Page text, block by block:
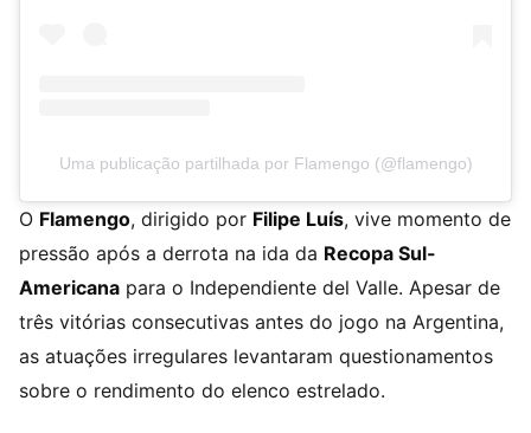
Uma publicação partilhada por Flamengo (@flamengo)
O Flamengo, dirigido por Filipe Luís, vive momento de
pressão após a derrota na ida da Recopa Sul-
Americana para o Independiente del Valle. Apesar de
três vitórias consecutivas antes do jogo na Argentina,
as atuações irregulares levantaram questionamentos
sobre o rendimento do elenco estrelado.